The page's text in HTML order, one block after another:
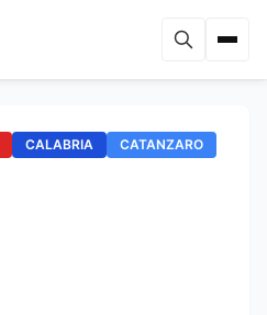
CALABRIA CATANZARO